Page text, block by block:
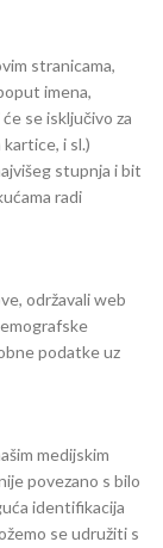
stranicama,
imena,
se isključivo za
i sl.)
stupnja i bit
radi
održavali web
podatke uz
medijskim
povezano s bilo
identifikacija
se udružiti s